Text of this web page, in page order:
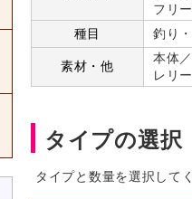
フリ
種目
釣り
素材・他
本体
レリ
タイプの選択
タイプと数量を選択して